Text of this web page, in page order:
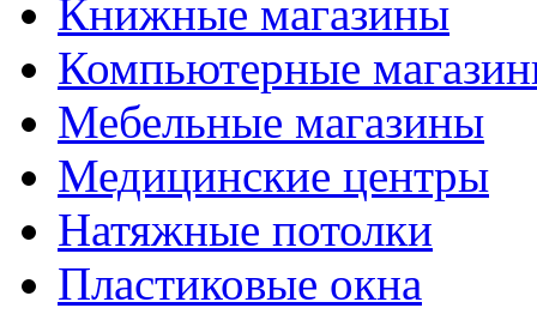
Книжные магазины
Компьютерные
Мебельные магазины
Медицинские центры
Натяжные потолки
Пластиковые окна